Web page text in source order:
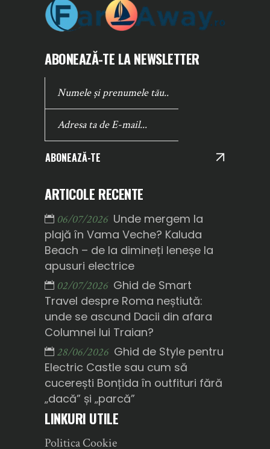
ABONEAZĂ-TE LA NEWSLETTER
ABONEAZĂ-TE
ARTICOLE RECENTE
06/07/2026 Unde mergem la
plajă în Vama Veche? Kaluda
Beach – de la dimineți leneșe la
apusuri electrice
02/07/2026 Ghid de Smart
Travel despre Roma neștiută:
unde se ascund Dacii din afara
Columnei lui Traian?
28/06/2026 Ghid de Style pentru
Electric Castle sau cum să
cucerești Bonțida în outfituri fără
„dacă” și „parcă”
LINKURI UTILE
Politica Cookie